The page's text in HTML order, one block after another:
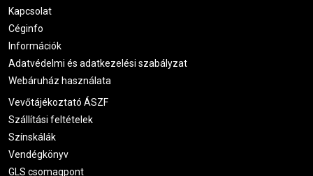
Kapcsolat
Céginfo
Információk
Adatvédelmi és adatkezelési szabályzat
Webáruház használata
Vevőtájékoztató ÁSZF
Szállítási feltételek
Színskálák
Vendégkönyv
GLS csomagpont